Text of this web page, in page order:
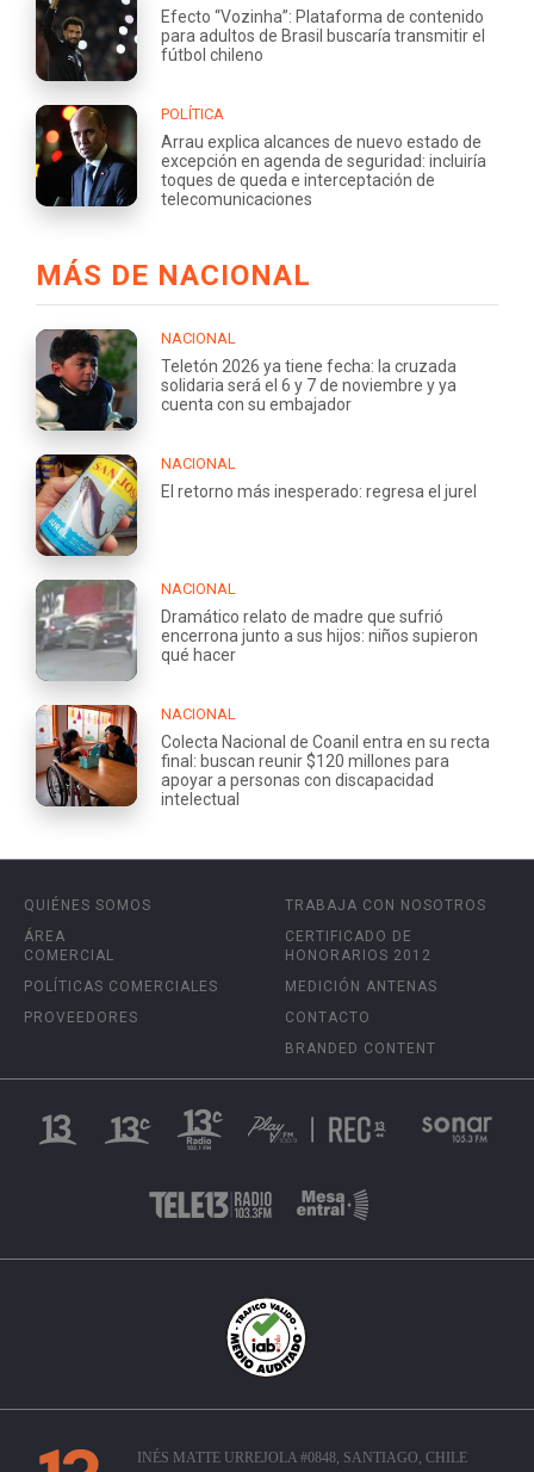
Efecto “Vozinha”: Plataforma de contenido
para adultos de Brasil buscaría transmitir el
fútbol chileno
POLÍTICA
Arrau explica alcances de nuevo estado de
excepción en agenda de seguridad: incluiría
toques de queda e interceptación de
telecomunicaciones
MÁS DE NACIONAL
NACIONAL
Teletón 2026 ya tiene fecha: la cruzada
solidaria será el 6 y 7 de noviembre y ya
cuenta con su embajador
NACIONAL
El retorno más inesperado: regresa el jurel
NACIONAL
Dramático relato de madre que sufrió
encerrona junto a sus hijos: niños supieron
qué hacer
NACIONAL
Colecta Nacional de Coanil entra en su recta
final: buscan reunir $120 millones para
apoyar a personas con discapacidad
intelectual
QUIÉNES SOMOS
ÁREA
COMERCIAL
POLÍTICAS COMERCIALES
PROVEEDORES
TRABAJA CON NOSOTROS
CERTIFICADO DE
HONORARIOS 2012
MEDICIÓN ANTENAS
CONTACTO
BRANDED CONTENT
INÉS MATTE URREJOLA #0848, SANTIAGO, CHILE